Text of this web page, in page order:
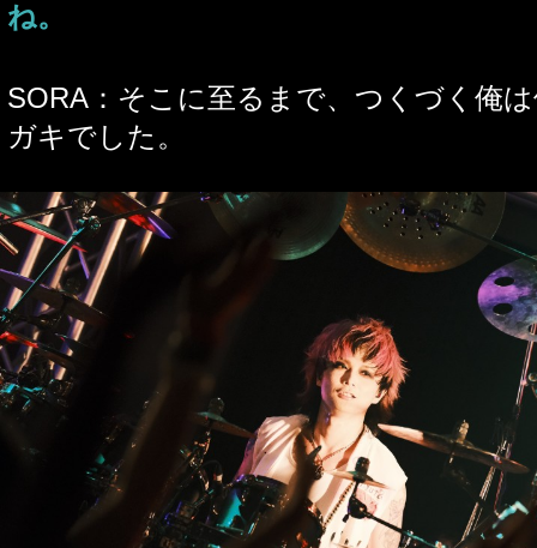
ね。
SORA：そこに至るまで、つくづく俺
ガキでした。